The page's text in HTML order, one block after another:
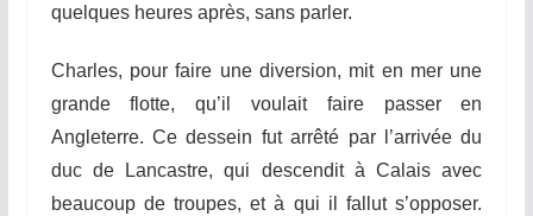
quelques heures après, sans parler.
Charles, pour faire une diversion, mit en mer une
grandeflotte, qu’il voulait faire passer en
Angleterre. Ce dessein fut arrêté par l’arrivée du
duc de
Lancastre, qui descendit à Calais avec
beaucoup de troupes, et à qui il fallut s’opposer.